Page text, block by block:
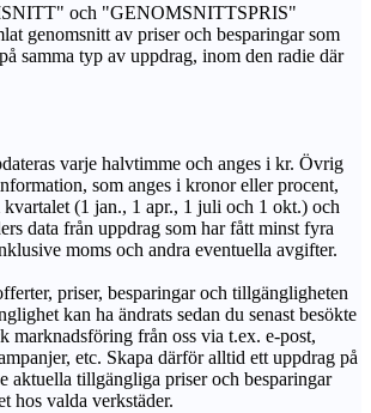
och "GENOMSNITTSPRIS"
genomsnitt av priser och besparingar som
samma typ av uppdrag, inom den radie där
varje halvtimme och anges i kr. Övrig
som anges i kronor eller procent,
kvartalet (1 jan., 1 apr., 1 juli och 1 okt.) och
data från uppdrag som har fått minst fyra
moms och andra eventuella avgifter.
priser, besparingar och tillgängligheten
kan ha ändrats sedan du senast besökte
marknadsföring från oss via t.ex. e-post,
etc. Skapa därför alltid ett uppdrag på
aktuella tillgängliga priser och besparingar
hos valda verkstäder.